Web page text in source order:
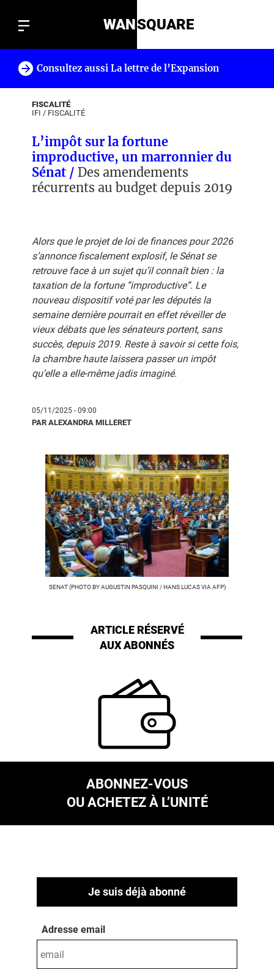
WANSQUARE
Consultez aussi La lettre de l’Expansion
FISCALITÉ
IFI / FISCALITÉ
L’impôt sur la fortune
improductive, un marronnier du
Sénat / Des amendements
récurrents au budget depuis 2019
Alors que le projet de loi de finances pour 2026
s’annonce fiscalement explosif, le Sénat se
retrouve face à un sujet qu’il connaît bien : la
taxation de la fortune “improductive”. Le
nouveau dispositif voté par les députés la
semaine dernière pourrait en effet réveiller de
vieux débats que les sénateurs portent, sans
succès, depuis 2019. Reste à savoir si cette fois,
la chambre haute laissera passer un impôt
qu’elle a elle-même jadis imaginé.
05/11/2025 - 09:00
PAR ALEXANDRA MILLERET
SENAT (PHOTO BY AUGUSTIN PASQUINI / HANS LUCAS VIA AFP)
ARTICLE RÉSERVÉ
AUX ABONNÉS
ABONNEZ-VOUS
OU ACHETEZ À L’UNITÉ
Je suis déjà abonné
Adresse email